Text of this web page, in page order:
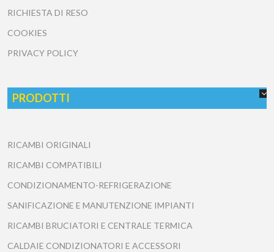
RICHIESTA DI RESO
COOKIES
PRIVACY POLICY
PRODOTTI
RICAMBI ORIGINALI
RICAMBI COMPATIBILI
CONDIZIONAMENTO-REFRIGERAZIONE
SANIFICAZIONE E MANUTENZIONE IMPIANTI
RICAMBI BRUCIATORI E CENTRALE TERMICA
CALDAIE CONDIZIONATORI E ACCESSORI